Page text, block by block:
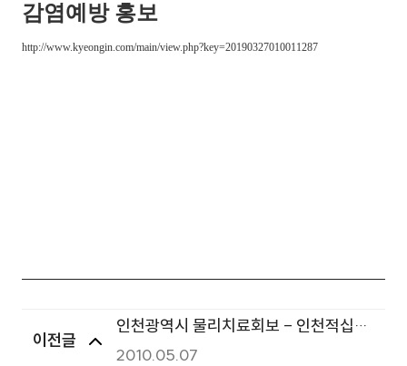
감염예방 홍보
http://www.kyeongin.com/main/view.php?key=20190327010011287
이전글
인천광역시 물리치료회보 - 인천적십자
병원 경인의료재활센터
2010.05.07